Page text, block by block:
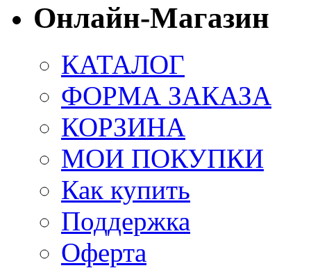
Онлайн-Магазин
КАТАЛОГ
ФОРМА ЗАКАЗА
КОРЗИНА
МОИ ПОКУПКИ
Как купить
Поддержка
Оферта